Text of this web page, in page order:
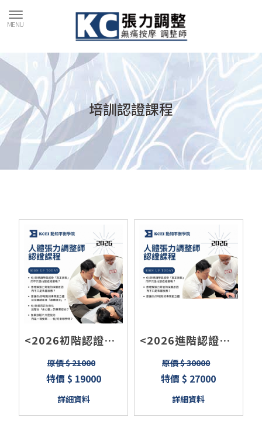
培訓認證課程
<2026初階認證班>
筋膜刀課程/認證/滑
拔罐/徒手按摩 3日
全新課綱
原價 $ 21000
特價 $ 19000
詳細資料
<2026進階認證班>
無痛按摩技術/結構
調整技術/軟組織鬆
動技術整合/運動按
摩師培訓（團報、
早鳥另有優惠）
原價 $ 30000
特價 $ 27000
詳細資料